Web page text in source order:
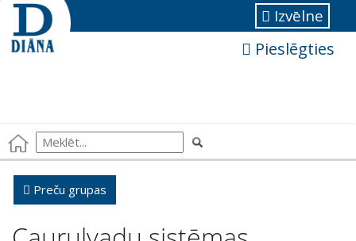
Izvēlne
Pieslēgties
Preču grupas